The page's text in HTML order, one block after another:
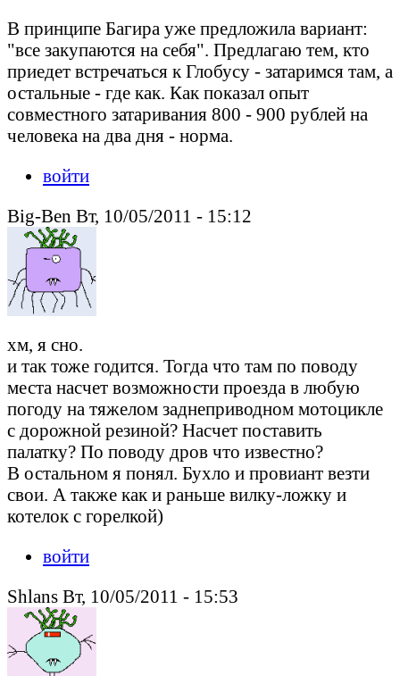
В принципе Багира уже предложила вариант:
"все закупаются на себя". Предлагаю тем, кто
приедет встречаться к Глобусу - затаримся там, а
остальные - где как. Как показал опыт
совместного затаривания 800 - 900 рублей на
человека на два дня - норма.
войти
Big-Ben Вт, 10/05/2011 - 15:12
хм, я сно.
и так тоже годится. Тогда что там по поводу
места насчет возможности проезда в любую
погоду на тяжелом заднеприводном мотоцикле
с дорожной резиной? Насчет поставить
палатку? По поводу дров что известно?
В остальном я понял. Бухло и провиант везти
свои. А также как и раньше вилку-ложку и
котелок с горелкой)
войти
Shlans Вт, 10/05/2011 - 15:53